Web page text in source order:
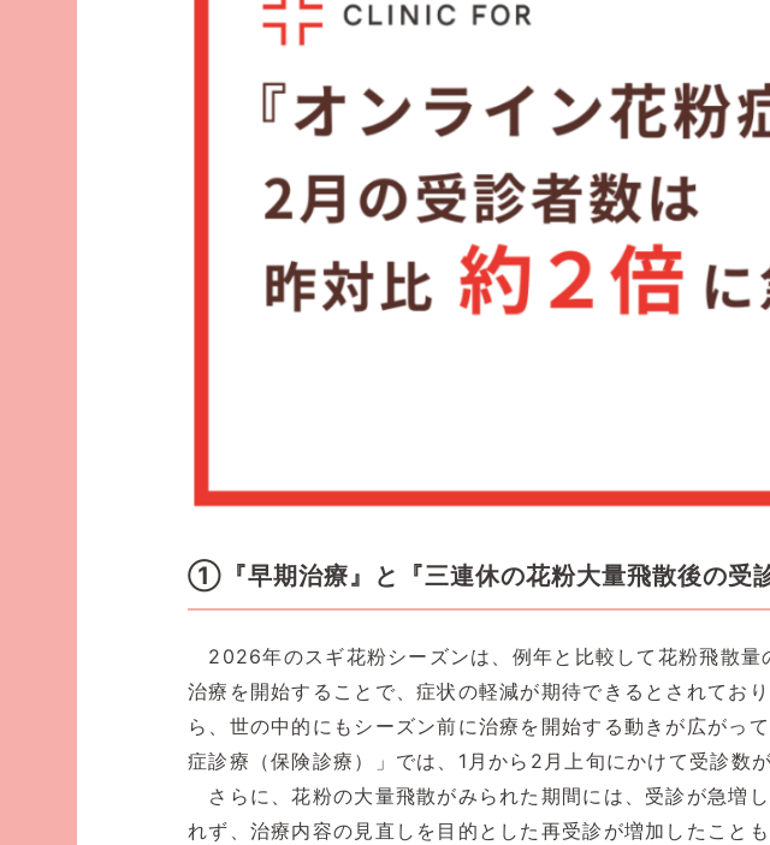
①『早期治療』と『三連休の花粉大量飛散後の受
2026年のスギ花粉シーズンは、例年と比較して花粉飛散量
治療を開始することで、症状の軽減が期待できるとされてお
ら、世の中的にもシーズン前に治療を開始する動きが広がっ
症診療（保険診療）」では、1月から2月上旬にかけて受診数
さらに、花粉の大量飛散がみられた期間には、受診が急増
れず、治療内容の見直しを目的とした再受診が増加したことも